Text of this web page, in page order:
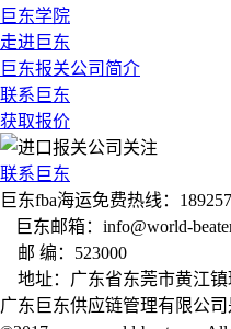
巨东学院
走进巨东
巨东报关公司简介
联系巨东
获取报价
联系巨东
巨东fba海运免费热线：
巨东邮箱：info@world-
邮 编：523000
地址：广东省东莞市黄江
广东巨东供应链管理有限公